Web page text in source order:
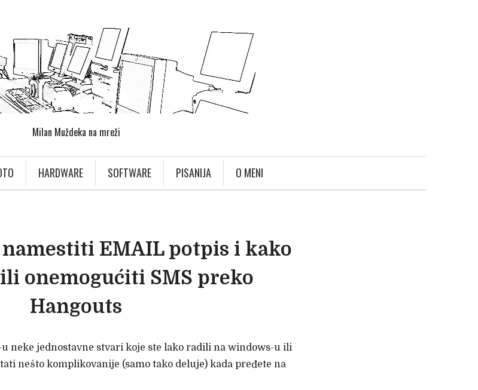
Milan Muždeka na mreži
HARDWARE SOFTWARE PISANIJA O MENI
EMAIL potpis i kako
onemogućiti SMS preko
Hangouts
neke jednostavne stvari koje ste lako radili na windows-u ili
nešto komplikovanije (samo tako deluje) kada pređete na